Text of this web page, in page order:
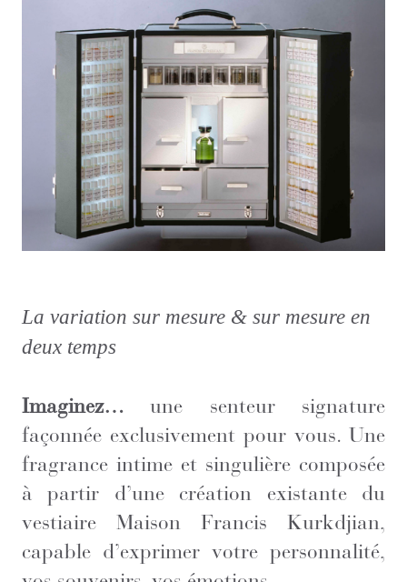
La variation sur mesure & sur mesure en
deux temps
Imaginez…une senteur signature
façonnée exclusivement pour vous. Une
fragrance intime et singulière composée
à partir d’une création existante du
vestiaire Maison Francis Kurkdjian,
capable d’exprimer votre personnalité,